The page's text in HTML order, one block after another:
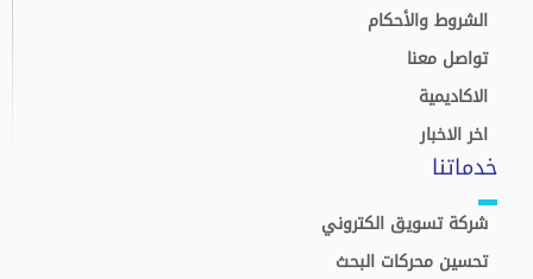
الشروط والأحكام
تواصل معنا
الاكاديمية
اخر الاخبار
خدماتنا
شركة تسويق الكتروني
تحسين محركات البحث